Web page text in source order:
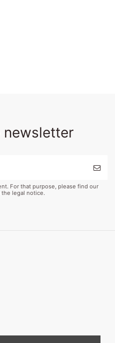
newsletter
For that purpose, please find our
legal notice.